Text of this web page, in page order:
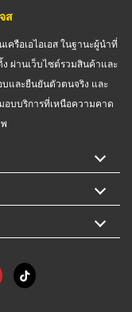
ส
ครือเอไอเอส ในฐานะผู้นำที่
ผ่านเว็บไซต์รวมสินค้าและ
บและยืนยันตัวตนจริง และ
อบบริการที่เหนือความคาด